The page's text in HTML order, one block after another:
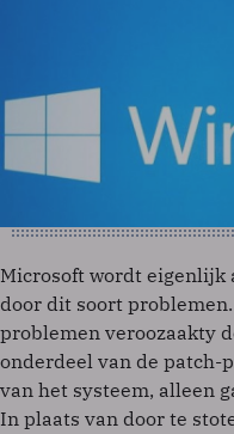
Microsoft wordt eigenlijk
door dit soort
problemen veroozaakty
onderdeel van de patch-
van het systeem, alleen
In plaats van door te